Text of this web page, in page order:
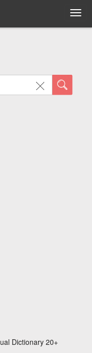
Dictionary 20+